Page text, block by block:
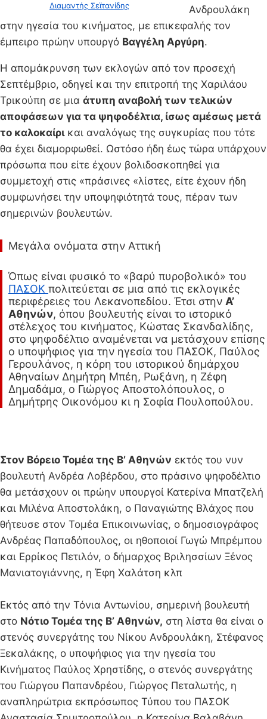
Διαμαντής Σεϊτανίδης
Ανδρουλάκη
στην ηγεσία του κινήματος, με επικεφαλής τον
έμπειρο πρώην υπουργό Βαγγέλη Αργύρη.
Η απομάκρυνση των εκλογών από τον προσεχή
Σεπτέμβριο, οδηγεί και την επιτροπή της Χαριλάου
Τρικούπη σε μια άτυπη αναβολή των τελικών
αποφάσεων για τα ψηφοδέλτια, ίσως αμέσως μετά
το καλοκαίρικαι αναλόγως της συγκυρίας που τότε
θα έχει διαμορφωθεί. Ωστόσο ήδη έως τώρα υπάρχουν
πρόσωπα που είτε έχουν βολιδοσκοπηθεί για
συμμετοχή στις «πράσινες «λίστες, είτε έχουν ήδη
συμφωνήσει την υποψηφιότητά τους, πέραν των
σημερινών βουλευτών.
Μεγάλα ονόματα στην Αττική
Όπως είναι φυσικό το «βαρύ πυροβολικό» του
ΠΑΣΟΚ πολιτεύεται σε μια από τις εκλογικές
περιφέρειες του Λεκανοπεδίου. Έτσι στην Α’
Αθηνών, όπου βουλευτής είναι το ιστορικό
στέλεχος του κινήματος, Κώστας Σκανδαλίδης,
στο ψηφοδέλτιο αναμένεται να μετάσχουν επίσης
ο υποψήφιος για την ηγεσία του ΠΑΣΟΚ, Παύλος
Γερουλάνος, η κόρη του ιστορικού δημάρχου
Αθηναίων Δημήτρη Μπέη, Ρωξάνη, η Ζέφη
Δημαδάμα, ο Γιώργος Αποστολόπουλος, ο
Δημήτρης Οικονόμου κι η Σοφία Πουλοπούλου.
Στον Βόρειο Τομέα της Β’ Αθηνών εκτός του νυν
βουλευτή Ανδρέα Λοβέρδου, στο πράσινο ψηφοδέλτιο
θα μετάσχουν οι πρώην υπουργοί Κατερίνα Μπατζελή
και Μιλένα Αποστολάκη, ο Παναγιώτης Βλάχος που
θήτευσε στον Τομέα Επικοινωνίας, ο δημοσιογράφος
Ανδρέας Παπαδόπουλος, οι ηθοποιοί Γωγώ Μπρέμπου
και Ερρίκος Πετιλόν, ο δήμαρχος Βριλησσίων Ξένος
Μανιατογιάννης, η Έφη Χαλάτση κλπ
Εκτός από την Τόνια Αντωνίου, σημερινή βουλευτή
στο Νότιο Τομέα της Β’ Αθηνών, στη λίστα θα είναι ο
στενός συνεργάτης του Νίκου Ανδρουλάκη, Στέφανος
Ξεκαλάκης, ο υποψήφιος για την ηγεσία του
Κινήματος Παύλος Χρηστίδης, ο στενός συνεργάτης
του Γιώργου Παπανδρέου, Γιώργος Πεταλωτής, η
αναπληρώτρια εκπρόσωπος Τύπου του ΠΑΣΟΚ